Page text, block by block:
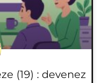
(19) : devenez